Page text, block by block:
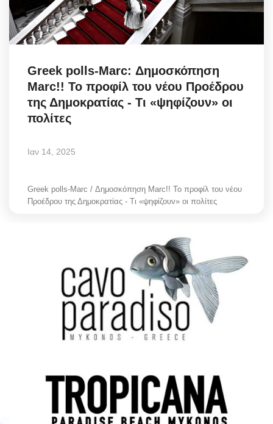
Science & Tech
Σεβασμιώτατος Δωρόθεος Β’
Cost Of Living Crisis
Local Elections 2023
Elections 2023
Greek polls-Marc: Δημοσκόπηση
Marc!! Το προφίλ του νέου Προέδρου
της Δημοκρατίας - Τι «ψηφίζουν» οι
πολίτες
Ιαν 14, 2025
Greek polls-Marc / Δημοσκόπηση Marc!! Το προφίλ του νέου
Προέδρου της Δημοκρατίας - Τι «ψηφίζουν» οι πολίτες